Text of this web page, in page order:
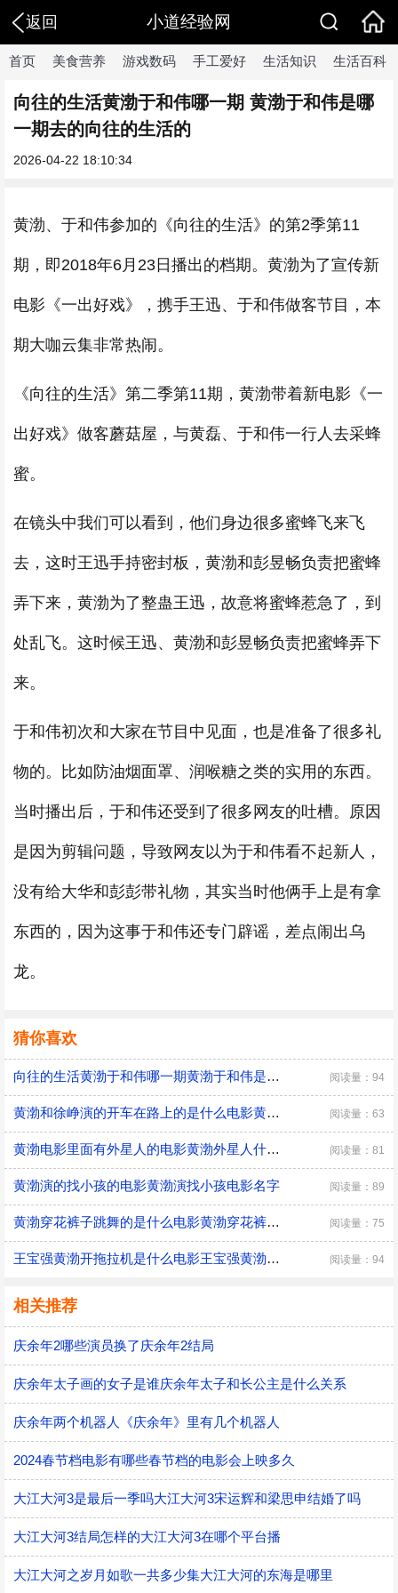
返回 小道经验网
首页 美食营养 游戏数码 手工爱好 生活知识 生活百科
向往的生活黄渤于和伟哪一期 黄渤于和伟是哪
一期去的向往的生活的
2026-04-22 18:10:34
黄渤、于和伟参加的《向往的生活》的第2季第11
期，即2018年6月23日播出的档期。黄渤为了宣传新
电影《一出好戏》，携手王迅、于和伟做客节目，本
期大咖云集非常热闹。
《向往的生活》第二季第11期，黄渤带着新电影《一
出好戏》做客蘑菇屋，与黄磊、于和伟一行人去采蜂
蜜。
在镜头中我们可以看到，他们身边很多蜜蜂飞来飞
去，这时王迅手持密封板，黄渤和彭昱畅负责把蜜蜂
弄下来，黄渤为了整蛊王迅，故意将蜜蜂惹急了，到
处乱飞。这时候王迅、黄渤和彭昱畅负责把蜜蜂弄下
来。
于和伟初次和大家在节目中见面，也是准备了很多礼
物的。比如防油烟面罩、润喉糖之类的实用的东西。
当时播出后，于和伟还受到了很多网友的吐槽。原因
是因为剪辑问题，导致网友以为于和伟看不起新人，
没有给大华和彭彭带礼物，其实当时他俩手上是有拿
东西的，因为这事于和伟还专门辟谣，差点闹出乌
龙。
猜你喜欢
向往的生活黄渤于和伟哪一期黄渤于和伟是哪一期去的向往的生活的 阅读量：94
黄渤和徐峥演的开车在路上的是什么电影黄渤和徐峥演的开车在路上的电影是什么 阅读量：63
黄渤电影里面有外星人的电影黄渤外星人什么电影 阅读量：81
黄渤演的找小孩的电影黄渤演找小孩电影名字 阅读量：89
黄渤穿花裤子跳舞的是什么电影黄渤穿花裤子跳舞的电影名字 阅读量：75
王宝强黄渤开拖拉机是什么电影王宝强黄渤开拖拉机的电影 阅读量：94
相关推荐
庆余年2哪些演员换了庆余年2结局
庆余年太子画的女子是谁庆余年太子和长公主是什么关系
庆余年两个机器人《庆余年》里有几个机器人
2024春节档电影有哪些春节档的电影会上映多久
大江大河3是最后一季吗大江大河3宋运辉和梁思申结婚了吗
大江大河3结局怎样的大江大河3在哪个平台播
大江大河之岁月如歌一共多少集大江大河的东海是哪里